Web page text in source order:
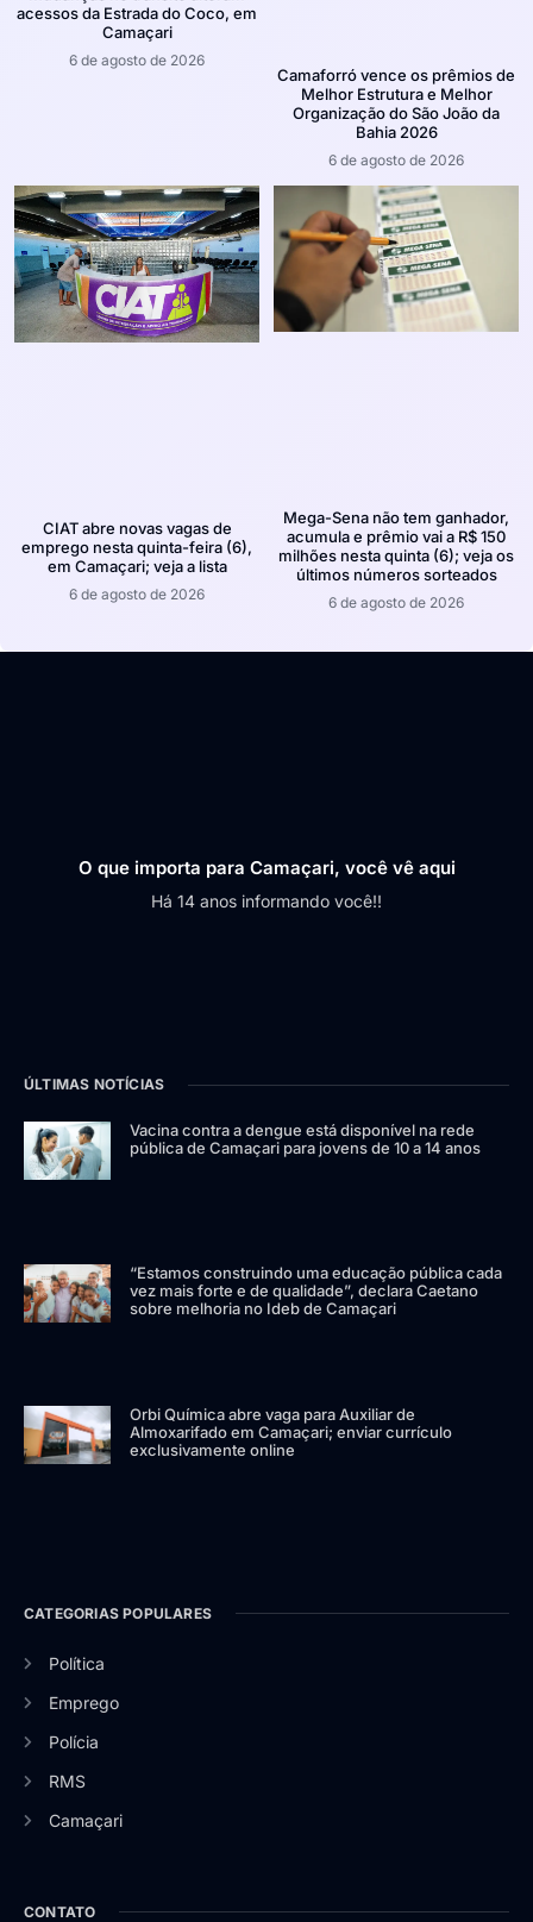
acessos da Estrada do Coco, em
Camaçari
6 de agosto de 2026
Camaforró vence os prêmios de
Melhor Estrutura e Melhor
Organização do São João da
Bahia 2026
6 de agosto de 2026
CIAT abre novas vagas de
emprego nesta quinta-feira (6),
em Camaçari; veja a lista
6 de agosto de 2026
Mega-Sena não tem ganhador,
acumula e prêmio vai a R$ 150
milhões nesta quinta (6); veja os
últimos números sorteados
6 de agosto de 2026
O que importa para Camaçari, você vê aqui
Há 14 anos informando você!!
ÚLTIMAS NOTÍCIAS
Vacina contra a dengue está disponível na rede
pública de Camaçari para jovens de 10 a 14 anos
“Estamos construindo uma educação pública cada
vez mais forte e de qualidade”, declara Caetano
sobre melhoria no Ideb de Camaçari
Orbi Química abre vaga para Auxiliar de
Almoxarifado em Camaçari; enviar currículo
exclusivamente online
CATEGORIAS POPULARES
Política
Emprego
Polícia
RMS
Camaçari
CONTATO